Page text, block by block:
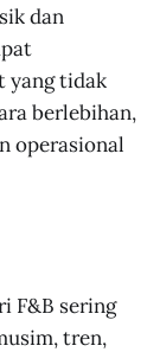
dan
yang tidak
berlebihan,
operasional
F&B sering
tren,